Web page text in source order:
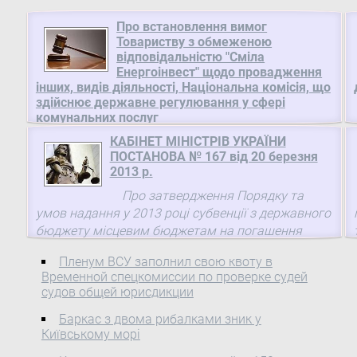
Про встановлення вимог
Товариству з обмеженою
відповідальністю "Сміла
Енергоінвест" щодо провадження
інших, видів діяльності, Національна комісія, що
здійснює державне регулювання у сфері
комунальних послуг
Про встановлення вимог Товариству з
обмеженою відповідальністю "Сміла
Енергоінвест" щодо провадження інших, крім
ліцензованих, видів діяльності
КАБІНЕТ МІНІСТРІВ УКРАЇНИ
ПОСТАНОВА № 167 від 20 березня
2013 р.
Про затвердження Порядку та
умов надання у 2013 році субвенції з державного
бюджету місцевим бюджетам на погашення
енергію, послуги з централізованого ...
Пленум ВСУ заполнил свою квоту в
Временной спецкомиссии по проверке судей
судов общей юрисдикции
Баркас з двома рибалками зник у
Київському морі